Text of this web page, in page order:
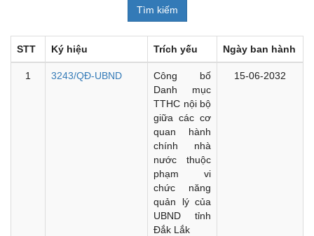
STT Ký hiệu Trích yếu Ngày ban hành
1 3243/QĐ-UBND
Công bố
Danh mục
TTHC nội bộ
giữa các cơ
quan hành
chính nhà
nước thuộc
phạm vi
chức năng
quản lý của
UBND tỉnh
Đắk Lắk
15-06-2032